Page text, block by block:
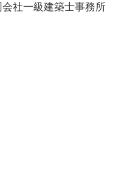
社一級建築士事務所